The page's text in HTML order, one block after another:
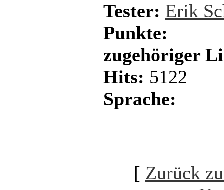
Tester: Erik
Punkte:
zugehöriger
Hits: 5122
Sprache:
[ Zurück